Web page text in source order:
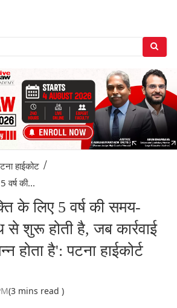
हाईकोट /
वर्ष की...
के लिए 5 वर्ष की समय-
से शुरू होती है, जब कार्रवाई
होता है': पटना हाईकोर्ट
(3 mins read )